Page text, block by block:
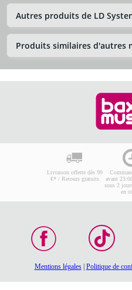
Autres produits de LD
Produits similaires d'autres
Livraison offerte dès 99
€* / Retours gratuits
avant
sous 2
en
Mentions légales| Politique de